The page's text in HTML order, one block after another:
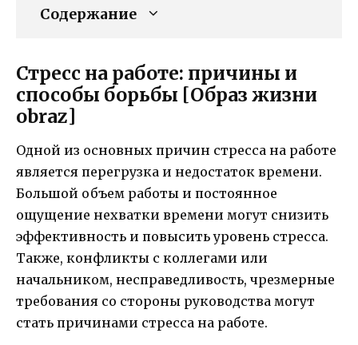
Содержание
Стресс на работе: причины и
способы борьбы [Образ жизни
obraz]
Одной из основных причин стресса на работе
является перегрузка и недостаток времени.
Большой объем работы и постоянное
ощущение нехватки времени могут снизить
эффективность и повысить уровень стресса.
Также, конфликты с коллегами или
начальником, несправедливость, чрезмерные
требования со стороны руководства могут
стать причинами стресса на работе.